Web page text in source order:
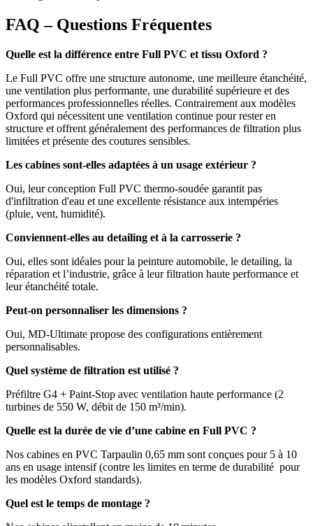
FAQ – Questions Fréquentes
Quelle est la différence entre Full PVC et tissu Oxford ?
Le Full PVC offre une structure autonome, une meilleure étanchéité,
une ventilation plus performante, une durabilité supérieure et des
performances professionnelles réelles. Contrairement aux modèles
Oxford qui nécessitent une ventilation continue pour rester en
structure et offrent généralement des performances de filtration plus
limitées et présente des coutures sensibles.
Les cabines sont-elles adaptées à un usage extérieur ?
Oui, leur conception Full PVC thermo-soudée garantit pas
d'infiltration d'eau et une excellente résistance aux intempéries
(pluie, vent, humidité).
Conviennent-elles au detailing et à la carrosserie ?
Oui, elles sont idéales pour la peinture automobile, le detailing, la
réparation et l’industrie, grâce à leur filtration haute performance et
leur étanchéité totale.
Peut-on personnaliser les dimensions ?
Oui, MD-Ultimate propose des configurations entièrement
personnalisables.
Quel système de filtration est utilisé ?
Préfiltre G4 + Paint-Stop avec ventilation haute performance (2
turbines de 550 W, débit de 150 m³/min).
Quelle est la durée de vie d’une cabine en Full PVC ?
Nos cabines en PVC Tarpaulin 0,65 mm sont conçues pour 5 à 10
ans en usage intensif (contre les limites en terme de durabilité pour
les modèles Oxford standards).
Quel est le temps de montage ?